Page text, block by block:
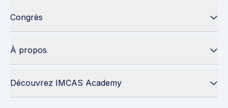
Congrès
À propos
Découvrez IMCAS Academy